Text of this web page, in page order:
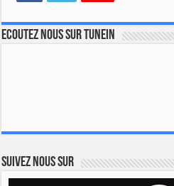
Ecoutez nous sur TuneIn
Suivez nous sur